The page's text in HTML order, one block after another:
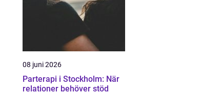
08 juni 2026
Parterapi i Stockholm: När
relationer behöver stöd